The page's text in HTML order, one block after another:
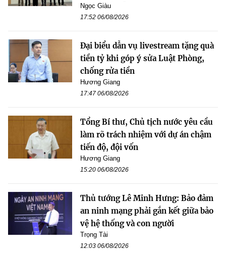
Ngọc Giàu
17:52 06/08/2026
Đại biểu dẫn vụ livestream tặng quà
tiền tỷ khi góp ý sửa Luật Phòng,
chống rửa tiền
Hương Giang
17:47 06/08/2026
Tổng Bí thư, Chủ tịch nước yêu cầu
làm rõ trách nhiệm với dự án chậm
tiến độ, đội vốn
Hương Giang
15:20 06/08/2026
Thủ tướng Lê Minh Hưng: Bảo đảm
an ninh mạng phải gắn kết giữa bảo
vệ hệ thống và con người
Trọng Tài
12:03 06/08/2026